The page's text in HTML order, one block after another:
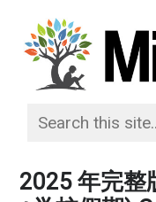
2025 年完整